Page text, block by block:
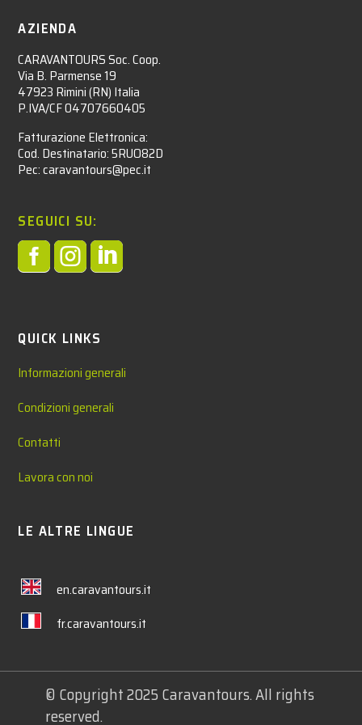
AZIENDA
CARAVANTOURS Soc. Coop.
Via B. Parmense 19
47923 Rimini (RN) Italia
P.IVA/CF 04707660405
Fatturazione Elettronica:
Cod. Destinatario: 5RUO82D
Pec: caravantours@pec.it
SEGUICI SU:

QUICK LINKS
Informazioni generali
Condizioni generali
Contatti
Lavora con noi
LE ALTRE LINGUE
en.caravantours.it
fr.caravantours.it
© Copyright 2025 Caravantours. All rights
reserved.